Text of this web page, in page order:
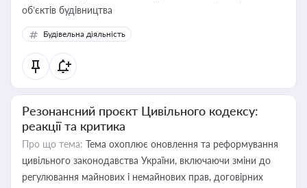
об’єктів будівництва
Будівельна діяльність
Резонансний проєкт Цивільного кодексу:
реакції та критика
Про що тема: Тема охоплює оновлення та реформування
цивільного законодавства України, включаючи зміни до
регулювання майнових і немайнових прав, договірних